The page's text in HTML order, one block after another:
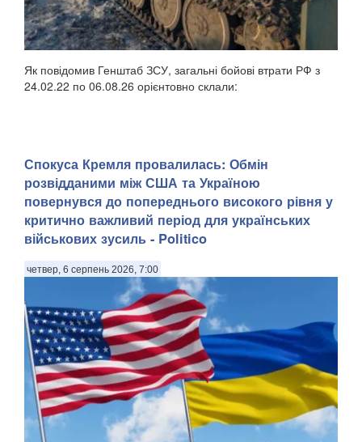
Як повідомив Генштаб ЗСУ, загальні бойові втрати РФ з
24.02.22 по 06.08.26 орієнтовно склали:
Спокуса Кремля провалилась: Обмін
розвідданими між США та Україною
повернувся до попереднього високого рівня у
критично важливий період для українських
військових зусиль - Politico
четвер, 6 серпень 2026, 7:00